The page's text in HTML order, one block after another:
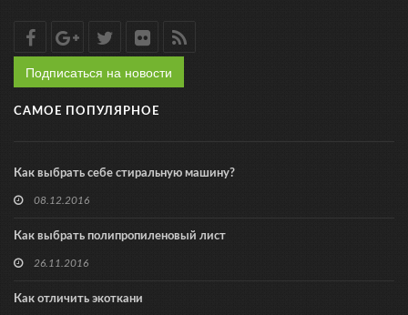
Подписаться на новости
САМОЕ ПОПУЛЯРНОЕ
Как выбрать себе стиральную машину?
08.12.2016
Как выбрать полипропиленовый лист
26.11.2016
Как отличить экоткани